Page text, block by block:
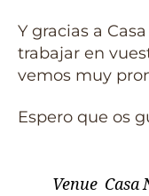
Y gracias a
trabajar en
vemos muy
Espero que os
Venue Casa